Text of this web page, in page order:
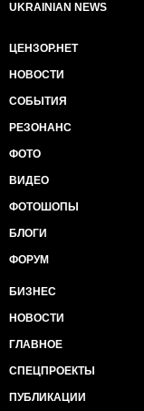
UKRAINIAN NEWS
ЦЕНЗОР.НЕТ
НОВОСТИ
СОБЫТИЯ
РЕЗОНАНС
ФОТО
ВИДЕО
ФОТОШОПЫ
БЛОГИ
ФОРУМ
БИЗНЕС
НОВОСТИ
ГЛАВНОЕ
СПЕЦПРОЕКТЫ
ПУБЛИКАЦИИ